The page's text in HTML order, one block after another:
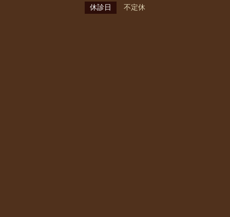
休診日
不定休